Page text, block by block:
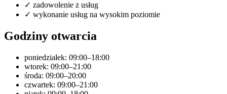
✓ zadowolenie z usług
✓ wykonanie usług na wysokim poziomie
Godziny otwarcia
poniedziałek: 09:00–18:00
wtorek: 09:00–21:00
środa: 09:00–20:00
czwartek: 09:00–21:00